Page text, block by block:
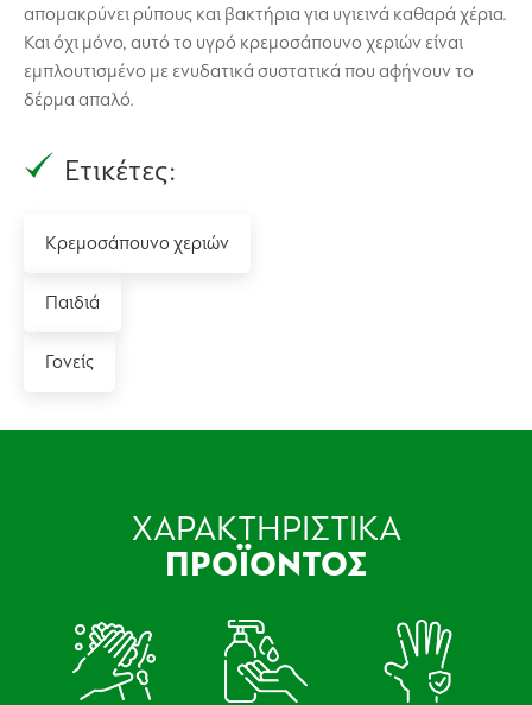
απομακρύνει ρύπους και βακτήρια για υγιεινά καθαρά χέρια.
Και όχι μόνο, αυτό το υγρό κρεμοσάπουνο χεριών είναι
εμπλουτισμένο με ενυδατικά συστατικά που αφήνουν το
δέρμα απαλό.
Ετικέτες:
Κρεμοσάπουνο χεριών
Παιδιά
Γονείς
ΧΑΡΑΚΤΗΡΙΣΤΙΚΑ
ΠΡΟΪΟΝΤΟΣ